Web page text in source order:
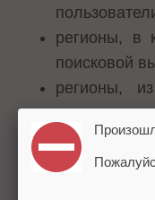
регионы, в
поисковой
регионы,
переходы на
Для того чтобы